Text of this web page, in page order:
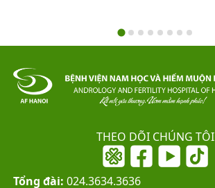
THEO DÕI CHÚNG TÔI
Tổng đài: 024.3634.3636